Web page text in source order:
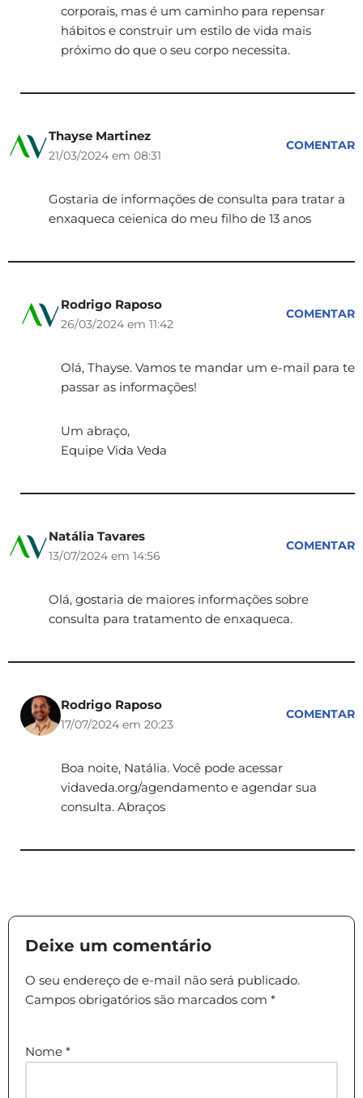
corporais, mas é um caminho para repensar
hábitos e construir um estilo de vida mais
próximo do que o seu corpo necessita.
Thayse Martinez
21/03/2024 em 08:31
COMENTAR
Gostaria de informações de consulta para tratar a
enxaqueca ceienica do meu filho de 13 anos
Rodrigo Raposo
26/03/2024 em 11:42
COMENTAR
Olá, Thayse. Vamos te mandar um e-mail para te
passar as informações!
Um abraço,
Equipe Vida Veda
Natália Tavares
13/07/2024 em 14:56
COMENTAR
Olá, gostaria de maiores informações sobre
consulta para tratamento de enxaqueca.
Rodrigo Raposo
17/07/2024 em 20:23
COMENTAR
Boa noite, Natália. Você pode acessar
vidaveda.org/agendamento e agendar sua
consulta. Abraços
Deixe um comentário
O seu endereço de e-mail não será publicado.
Campos obrigatórios são marcados com *
Nome *